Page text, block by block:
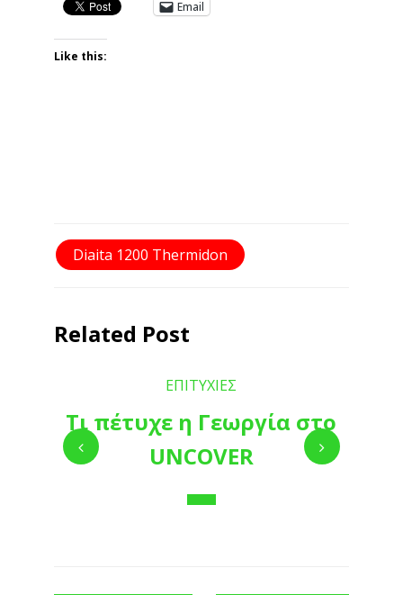
Email
Like this:
Diaita 1200 Thermidon
Related Post
ΕΠΙΤΥΧΙΕΣ
Τι πέτυχε η Γεωργία στο
UNCOVER